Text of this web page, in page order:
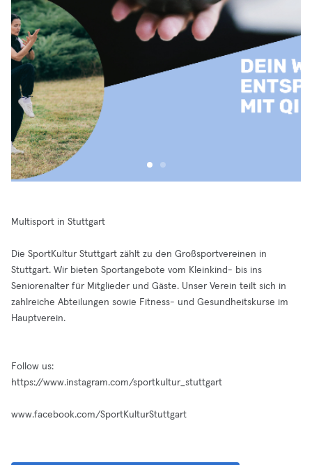
Multisport in Stuttgart
Die SportKultur Stuttgart zählt zu den Großsportvereinen in
Stuttgart. Wir bieten Sportangebote vom Kleinkind- bis ins
Seniorenalter für Mitglieder und Gäste. Unser Verein teilt sich in
zahlreiche Abteilungen sowie Fitness- und Gesundheitskurse im
Hauptverein.
Follow us:
https://www.instagram.com/sportkultur_stuttgart
www.facebook.com/SportKulturStuttgart